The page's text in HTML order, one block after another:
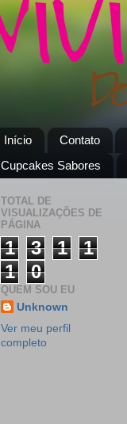
Início Contato
Cupcakes Sabores
TOTAL DE
VISUALIZAÇÕES DE
PÁGINA
1 3 1
1
1
0
QUEM SOU EU
Unknown
Ver meu perfil
completo